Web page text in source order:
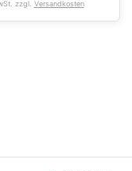
zzgl. Versandkosten